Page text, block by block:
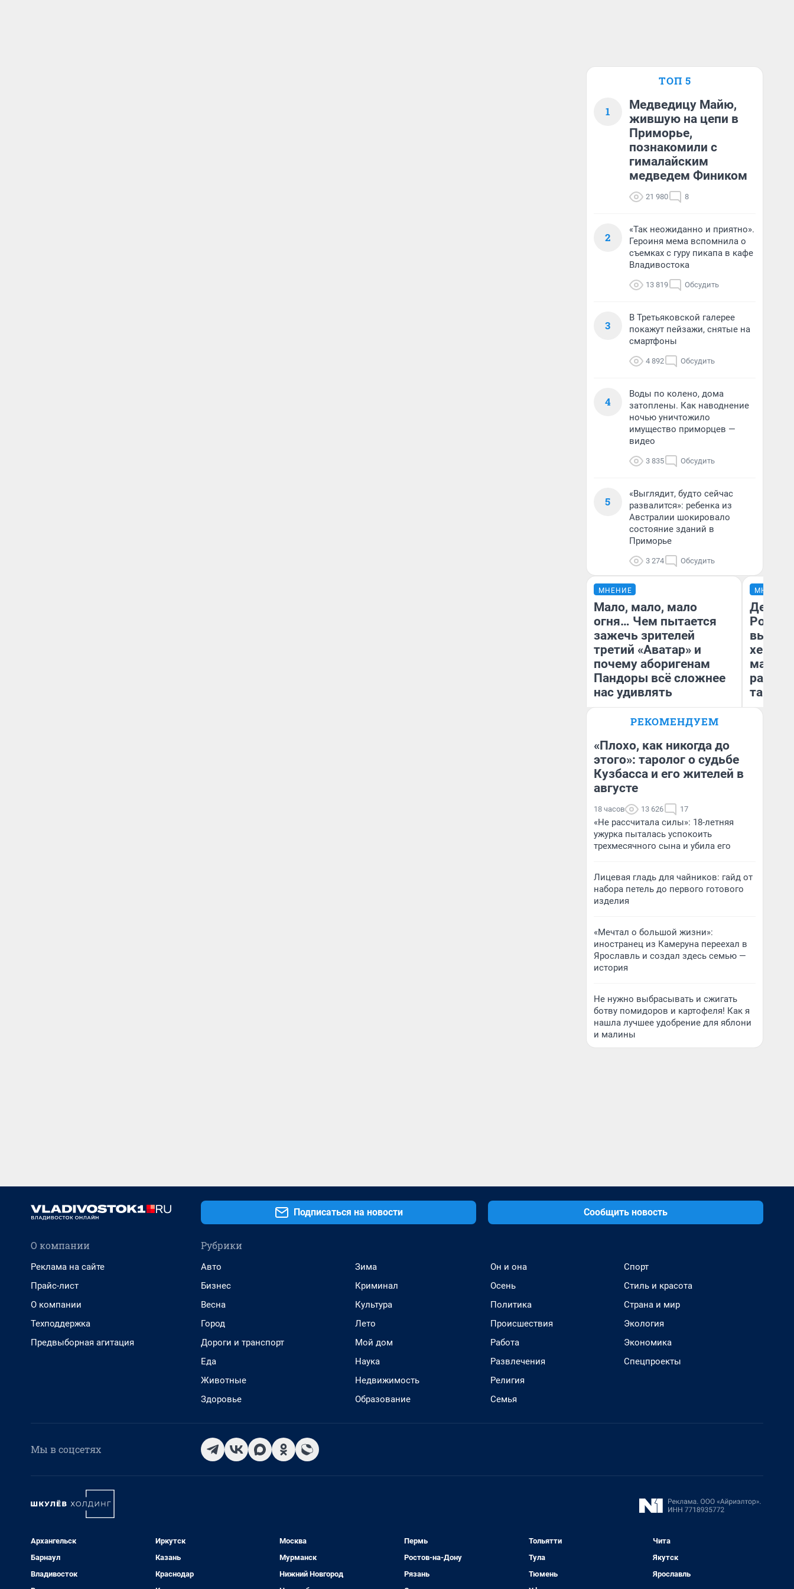
ТОП 5
1
Медведицу Майю,
жившую на цепи в
Приморье,
познакомили с
гималайским
медведем Фиником
21 980 8
2
«Так неожиданно и приятно».
Героиня мема вспомнила о
съемках с гуру пикапа в кафе
Владивостока
13 819 Обсудить
3
В Третьяковской галерее
покажут пейзажи, снятые на
смартфоны
4 892 Обсудить
4
Воды по колено, дома
затоплены. Как наводнение
ночью уничтожило
имущество приморцев —
видео
3 835 Обсудить
5
«Выглядит, будто сейчас
развалится»: ребенка из
Австралии шокировало
состояние зданий в
Приморье
3 274 Обсудить
МНЕНИЕ
Мало, мало, мало
огня… Чем пытается
зажечь зрителей
третий «Аватар» и
почему аборигенам
Пандоры всё сложнее
нас удивлять
Илья Овсянников
МНЕНИЕ
Дело
хенды
так
РЕКОМЕНДУЕМ
«Плохо, как никогда до
этого»: таролог о судьбе
Кузбасса и его жителей в
августе
18 часов 13 626 17
«Не рассчитала силы»: 18-летняя
ужурка пыталась успокоить
трехмесячного сына и убила его
Лицевая гладь для чайников: гайд от
набора петель до первого готового
изделия
«Мечтал о большой жизни»:
иностранец из Камеруна переехал в
Ярославль и создал здесь семью —
история
Не нужно выбрасывать и сжигать
ботву помидоров и картофеля! Как я
нашла лучшее удобрение для яблони
и малины
Подписаться на новости Сообщить новость
О компании
Реклама на сайте
Прайс-лист
О компании
Техподдержка
Предвыборная агитация
Рубрики
Авто
Бизнес
Весна
Город
Дороги и транспорт
Еда
Животные
Здоровье
Зима
Криминал
Культура
Лето
Мой дом
Наука
Недвижимость
Образование
Он и она
Осень
Политика
Происшествия
Работа
Развлечения
Религия
Семья
Спорт
Стиль и красота
Страна и мир
Экология
Экономика
Спецпроекты
Мы в соцсетях
Архангельск
Барнаул
Владивосток
Иркутск
Казань
Краснодар
Москва
Мурманск
Нижний Новгород
Пермь
Ростов-на-Дону
Рязань
Тольятти
Тула
Тюмень
Чита
Якутск
Ярославль